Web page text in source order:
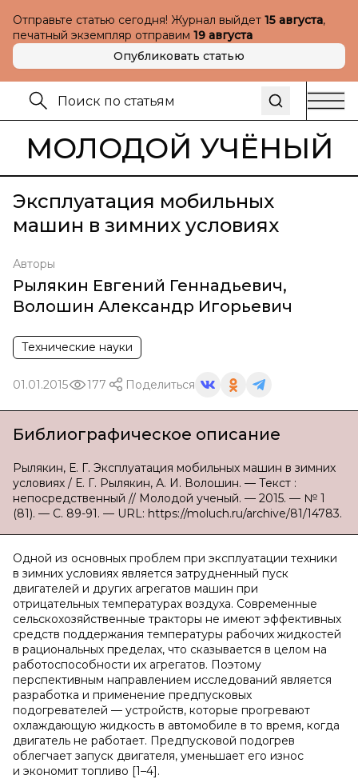
Отправьте статью сегодня! Журнал выйдет 15 августа,
печатный экземпляр отправим 19 августа
Опубликовать статью
МОЛОДОЙ УЧЁНЫЙ
Эксплуатация мобильных
машин в зимних условиях
Авторы
Рылякин Евгений Геннадьевич,
Волошин Александр Игорьевич
Технические науки
01.01.2015 177 Поделиться
Библиографическое описание
Рылякин, Е. Г. Эксплуатация мобильных машин в зимних
условиях / Е. Г. Рылякин, А. И. Волошин. — Текст :
непосредственный // Молодой ученый. — 2015. — № 1
(81). — С. 89-91. — URL: https://moluch.ru/archive/81/14783.
Одной из основных проблем при эксплуатации техники
в зимних условиях является затрудненный пуск
двигателей и других агрегатов машин при
отрицательных температурах воздуха. Современные
сельскохозяйственные тракторы не имеют эффективных
средств поддержания температуры рабочих жидкостей
в рациональных пределах, что сказывается в целом на
работоспособности их агрегатов. Поэтому
перспективным направлением исследований является
разработка и применение предпусковых
подогревателей — устройств, которые прогревают
охлаждающую жидкость в автомобиле в то время, когда
двигатель не работает. Предпусковой подогрев
облегчает запуск двигателя, уменьшает его износ
и экономит топливо [1–4].